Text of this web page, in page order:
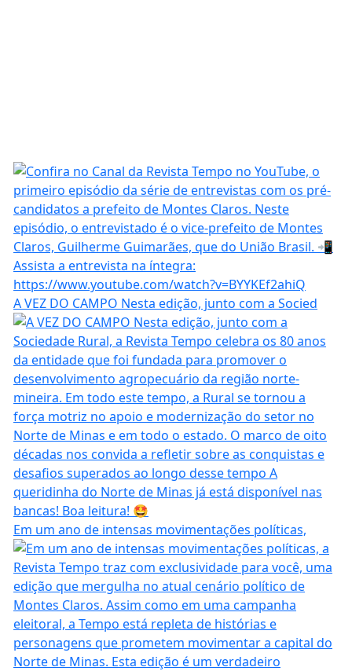
A VEZ DO CAMPO Nesta edição, junto com a Socied
Em um ano de intensas movimentações políticas,